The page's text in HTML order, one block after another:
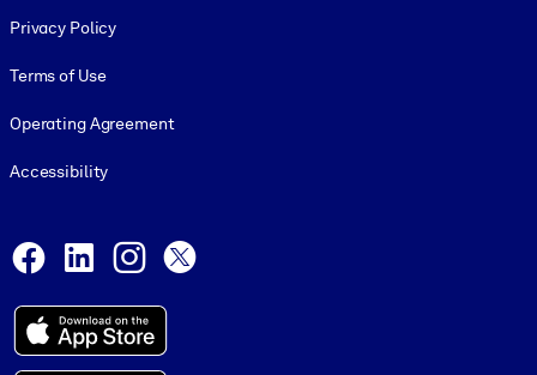
Privacy Policy
Terms of Use
Operating Agreement
Accessibility
Facebook
LinkedInInstagram